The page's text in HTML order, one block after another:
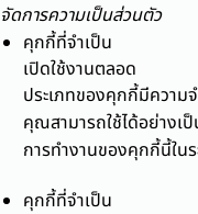
จัดการความเป็นส่วนตัว
คุกกี้ที่จำเป็น
เปิดใช้งานตลอด
ประเภทของคุกกี้มีความ
คุณสามารถใช้ได้อย่างเ
การทำงานของคุกกี้นี้ในร
คุกกี้ที่จำเป็น